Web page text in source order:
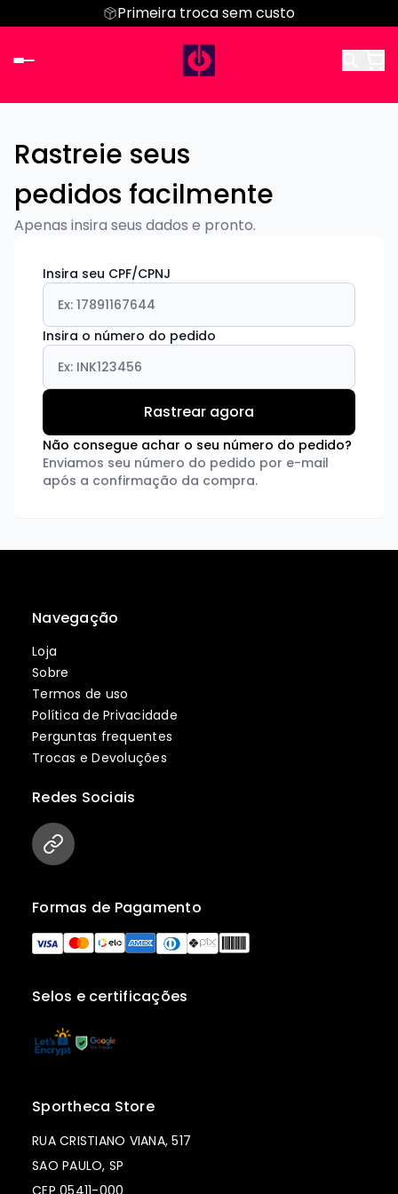
Parcele em até 6x sem juros
Primeira troca sem custo
Rastreie seus
pedidos facilmente
Apenas insira seus dados e pronto.
Insira seu CPF/CPNJ
Insira o número do pedido
Não consegue achar o seu número do pedido?
Enviamos seu número do pedido por e-mail
após a confirmação da compra.
Navegação
Loja
Sobre
Termos de uso
Política de Privacidade
Perguntas frequentes
Trocas e Devoluções
Selos e certificações
Formas de Pagamento
Redes Sociais
Sportheca Store
RUA CRISTIANO VIANA, 517
SAO PAULO, SP
CEP 05411-000